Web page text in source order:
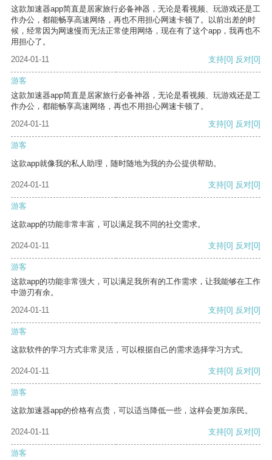
这款加速器app简直是居家旅行必备神器，无论是看视频、玩游戏还是工
作办公，都能畅享高速网络，再也不用担心网速卡顿了。以前出差的时
候，经常因为网速慢而无法正常使用网络，现在有了这个app，我再也不
用担心了。
2024-01-11
支持[0] 反对[0]
游客
这款加速器app简直是居家旅行必备神器，无论是看视频、玩游戏还是工
作办公，都能畅享高速网络，再也不用担心网速卡顿了。
2024-01-11
支持[0] 反对[0]
游客
这款app就像我的私人助理，随时随地为我的办公提供帮助。
2024-01-11 支持[0] 反对[0]
游客
这款app的功能非常丰富，可以满足我不同的社交需求。
2024-01-11 支持[0] 反对[0]
游客
这款app的功能非常强大，可以满足我所有的工作需求，让我能够在工作
中游刃有余。
2024-01-11
支持[0] 反对[0]
游客
这款软件的学习方式非常灵活，可以根据自己的需求选择学习方式。
2024-01-11 支持[0] 反对[0]
游客
这款加速器app的价格有点贵，可以适当降低一些，这样会更加亲民。
2024-01-11 支持[0] 反对[0]
游客